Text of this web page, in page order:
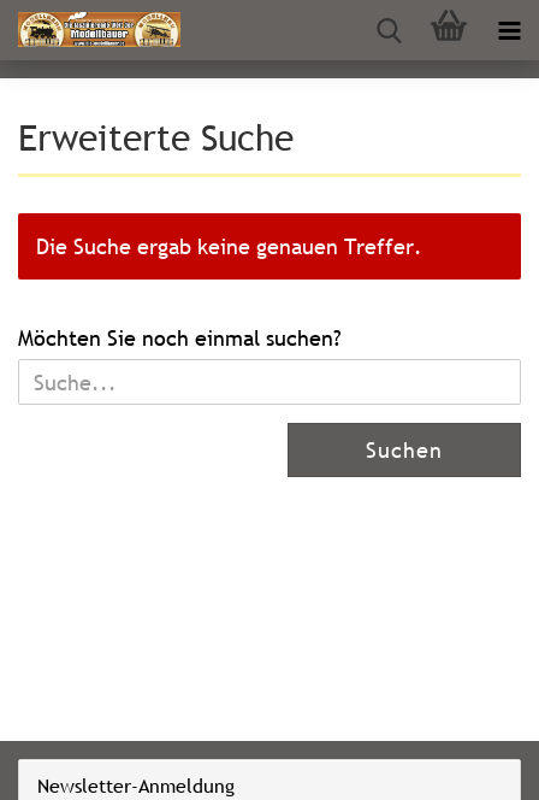
Erweiterte Suche
Die Suche ergab keine genauen Treffer.
MÖCHTEN
SIE
NOCH
Möchten Sie noch einmal suchen?
Suchen
Newsletter-Anmeldung